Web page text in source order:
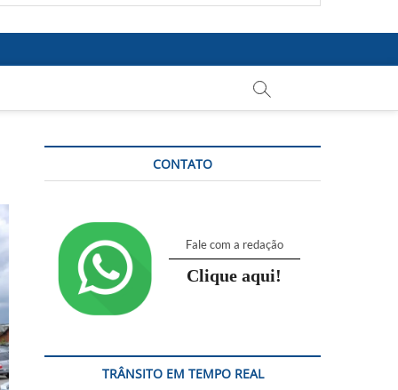
CONTATO
Fale com a redação
Clique aqui!
TRÂNSITO EM TEMPO REAL